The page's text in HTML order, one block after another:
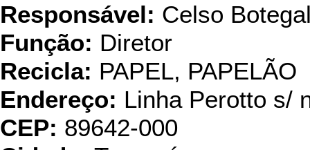
Responsável: Celso
Função: Diretor
Recicla: PAPEL, PAPELÃO
Endereço: Linha Perotto s/
CEP: 89642-000